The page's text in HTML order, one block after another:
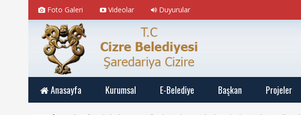
Foto Galeri Videolar Duyurular
Anasayfa Kurumsal E-Belediye Başkan Projeler